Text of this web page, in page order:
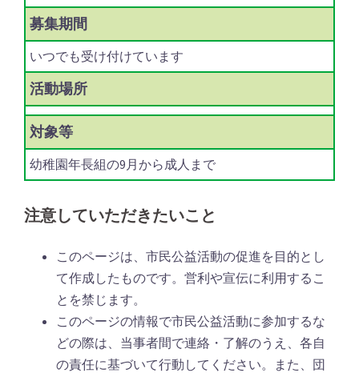
募集期間
いつでも受け付けています
活動場所
対象等
幼稚園年長組の9月から成人まで
注意していただきたいこと
このページは、市民公益活動の促進を目的とし
て作成したものです。営利や宣伝に利用するこ
とを禁じます。
このページの情報で市民公益活動に参加するな
どの際は、当事者間で連絡・了解のうえ、各自
の責任に基づいて行動してください。また、団